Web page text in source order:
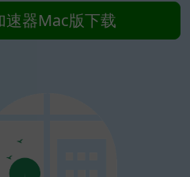
速器Mac版下载